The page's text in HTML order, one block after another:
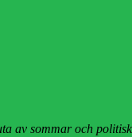
av sommar och